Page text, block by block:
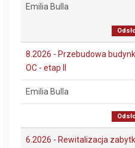
Emilia Bulla
8.2026 - Przebudowa
OC - etap II
Emilia Bulla
6.2026 - Rewitalizacja